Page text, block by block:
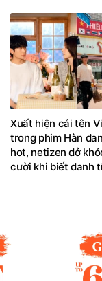
Xuất hiện cái tên
trong phim Hàn
hot, netizen dở
cười khi biết danh